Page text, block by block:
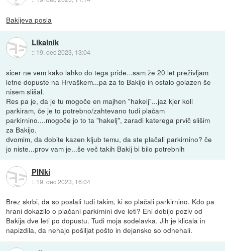
Bakijeva posla
Likalnik
:: 19. dec 2023, 13:04
sicer ne vem kako lahko do tega pride...sam že 20 let preživljam
letne dopuste na Hrvaškem...pa za to Bakijo in ostalo golazen še
nisem slišal.
Res pa je, da je tu mogoče en majhen "hakelj"...jaz kjer koli
parkiram, če je to potrebno/zahtevano tudi plačam
parkirnino....mogoče jo to ta "hakelj", zaradi katerega prvič slišim
za Bakijo.
dvomim, da dobite kazen kljub temu, da ste plačali parkirnino? če
jo niste...prov vam je...še več takih Bakij bi bilo potrebnih
PINki
:: 19. dec 2023, 16:04
Brez skrbi, da so poslali tudi takim, ki so plačali parkirnino. Kdo pa
hrani dokazilo o plačani parkirnini dve leti? Eni dobijo poziv od
Bakija dve leti po dopustu. Tudi moja sodelavka. Jih je klicala in
napizdila, da nehajo pošiljat pošto in dejansko so odnehali.